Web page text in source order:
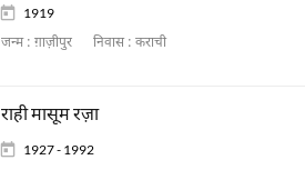
1919
जन्म : ग़ाज़ीपुर निवास : कराची
राही मासूम रज़ा
1927 - 1992